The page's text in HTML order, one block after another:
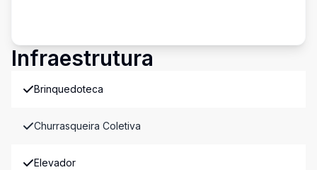
Infraestrutura
Brinquedoteca
Churrasqueira Coletiva
Elevador